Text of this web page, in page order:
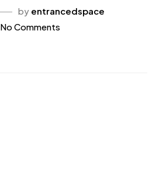
by entrancedspace
No Comments